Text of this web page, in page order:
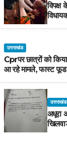
विपक्ष
उत्तराखंड
Cprपर छात्रों को
आ रहे मामले,
उत्तराखंड
अधूरा